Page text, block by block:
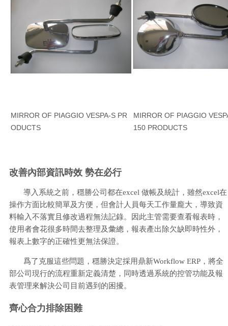
MIRROR OF PIAGGIO VESPA-S PR
ODUCTS
MIRROR OF PIAGGIO
150 PRODUCTS
改善內部資訊時效 勢在必行
導入系統之前，穩勝公司都在excel 做帳及統計，雖然excel在
操作方面比較簡單及方便，但會計人員每天工作量龐大，導致資
料輸入不落實且修改過程無法記錄。因此主管需要查看報表時，
使用者會花很多時間去整理及彙總，報表產出除欠缺即時性外，
報表上數字的正確性更無法保證。
爲了克服這些問題，穩勝決定採用鼎新Workflow ERP，將全
部公司現行的流程重新定義清楚，同時透過系統的控管功能及報
表管理來解決公司目前遇到的困擾。
齊心合力排除困難